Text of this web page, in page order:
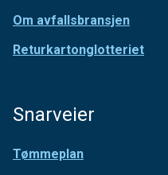
Om avfallsbransjen
Returkartonglotteriet
Snarveier
Tømmeplan